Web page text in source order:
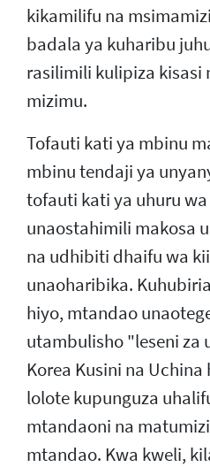
kikamilifu na
badala ya kuharibu
rasilimili kulipiza kisasi
mizimu.
Tofauti kati ya mbinu
mbinu tendaji ya
tofauti kati ya uhuru
unaostahimili makosa
na udhibiti dhaifu wa
unaoharibika.
hiyo, mtandao
utambulisho "leseni za
Korea Kusini na Uchina
lolote kupunguza
mtandaoni na
mtandao. Kwa kweli,